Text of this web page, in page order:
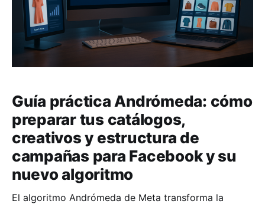
Guía práctica Andrómeda: cómo
preparar tus catálogos,
creativos y estructura de
campañas para Facebook y su
nuevo algoritmo
El algoritmo Andrómeda de Meta transforma la